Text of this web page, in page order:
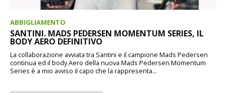
ABBIGLIAMENTO
SANTINI. MADS PEDERSEN MOMENTUM SERIES, IL
BODY AERO DEFINITIVO
La collaborazione avviata tra Santini e il campione Mads Pedersen
continua ed il body Aero della nuova Mads Pedersen Momentum
Series è a mio avviso il capo che la rappresenta...